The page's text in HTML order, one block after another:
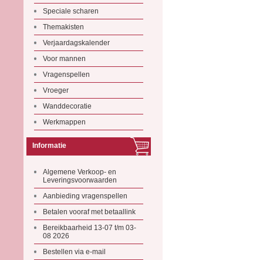
Speciale scharen
Themakisten
Verjaardagskalender
Voor mannen
Vragenspellen
Vroeger
Wanddecoratie
Werkmappen
Informatie
Algemene Verkoop- en
Leveringsvoorwaarden
Aanbieding vragenspellen
Betalen vooraf met betaallink
Bereikbaarheid 13-07 t/m 03-
08 2026
Bestellen via e-mail